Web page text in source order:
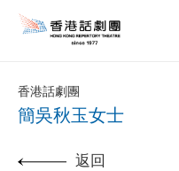
香港話劇團
簡吳秋玉女士
返回